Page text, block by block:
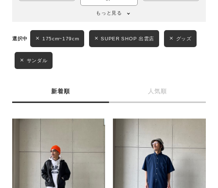
キーワード
性別
サイズ
もっと見る
175cm~179cm SUPER SHOP 出雲店 グッズ
サンダル
新着順 人気順